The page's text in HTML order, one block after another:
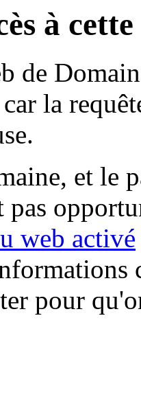
à
de
la
et le
pas
web activé
pour